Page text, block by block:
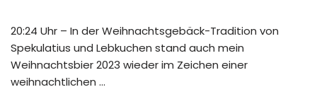
20:24 Uhr – In der Weihnachtsgebäck-Tradition von
Spekulatius und Lebkuchen stand auch mein
Weihnachtsbier 2023 wieder im Zeichen einer
weihnachtlichen …